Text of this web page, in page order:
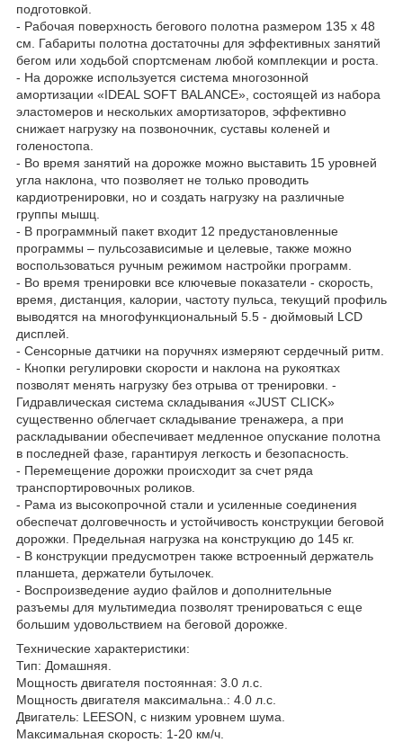
подготовкой.
- Рабочая поверхность бегового полотна размером 135 х 48
см. Габариты полотна достаточны для эффективных занятий
бегом или ходьбой спортсменам любой комплекции и роста.
- На дорожке используется система многозонной
амортизации «IDEAL SOFT BALANCE», состоящей из набора
эластомеров и нескольких амортизаторов, эффективно
снижает нагрузку на позвоночник, суставы коленей и
голеностопа.
- Во время занятий на дорожке можно выставить 15 уровней
угла наклона, что позволяет не только проводить
кардиотренировки, но и создать нагрузку на различные
группы мышц.
- В программный пакет входит 12 предустановленные
программы – пульсозависимые и целевые, также можно
воспользоваться ручным режимом настройки программ.
- Во время тренировки все ключевые показатели - скорость,
время, дистанция, калории, частоту пульса, текущий профиль
выводятся на многофункциональный 5.5 - дюймовый LCD
дисплей.
- Сенсорные датчики на поручнях измеряют сердечный ритм.
- Кнопки регулировки скорости и наклона на рукоятках
позволят менять нагрузку без отрыва от тренировки. -
Гидравлическая система складывания «JUST CLICK»
существенно облегчает складывание тренажера, а при
раскладывании обеспечивает медленное опускание полотна
в последней фазе, гарантируя легкость и безопасность.
- Перемещение дорожки происходит за счет ряда
транспортировочных роликов.
- Рама из высокопрочной стали и усиленные соединения
обеспечат долговечность и устойчивость конструкции беговой
дорожки. Предельная нагрузка на конструкцию до 145 кг.
- В конструкции предусмотрен также встроенный держатель
планшета, держатели бутылочек.
- Воспроизведение аудио файлов и дополнительные
разъемы для мультимедиа позволят тренироваться с еще
большим удовольствием на беговой дорожке.
Технические характеристики:
Тип: Домашняя.
Мощность двигателя постоянная: 3.0 л.с.
Мощность двигателя максимальна.: 4.0 л.с.
Двигатель: LEESON, с низким уровнем шума.
Максимальная скорость: 1-20 км/ч.